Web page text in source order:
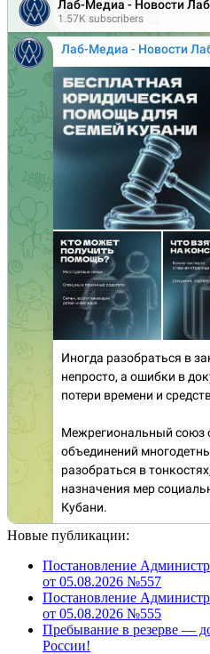
Новые публикации:
Постановление
от 05.08.2026 №557
Постановление
от 05.08.2026 №555
Пребывание в резерве —
России!